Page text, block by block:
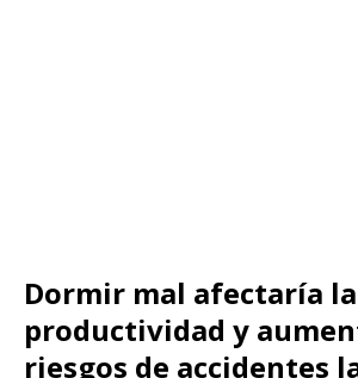
Dormir mal afectaría la
productividad y
riesgos de accidentes